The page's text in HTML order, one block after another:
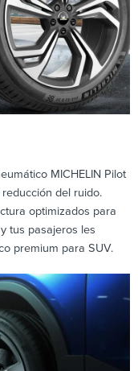
MICHELIN Pilot
del ruido.
optimizados para
tus pasajeros les
premium para SUV.